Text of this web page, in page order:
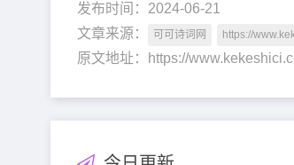
发布时间：2024-06-21
文章来源：
可可诗词网 https://
原文地址：https://